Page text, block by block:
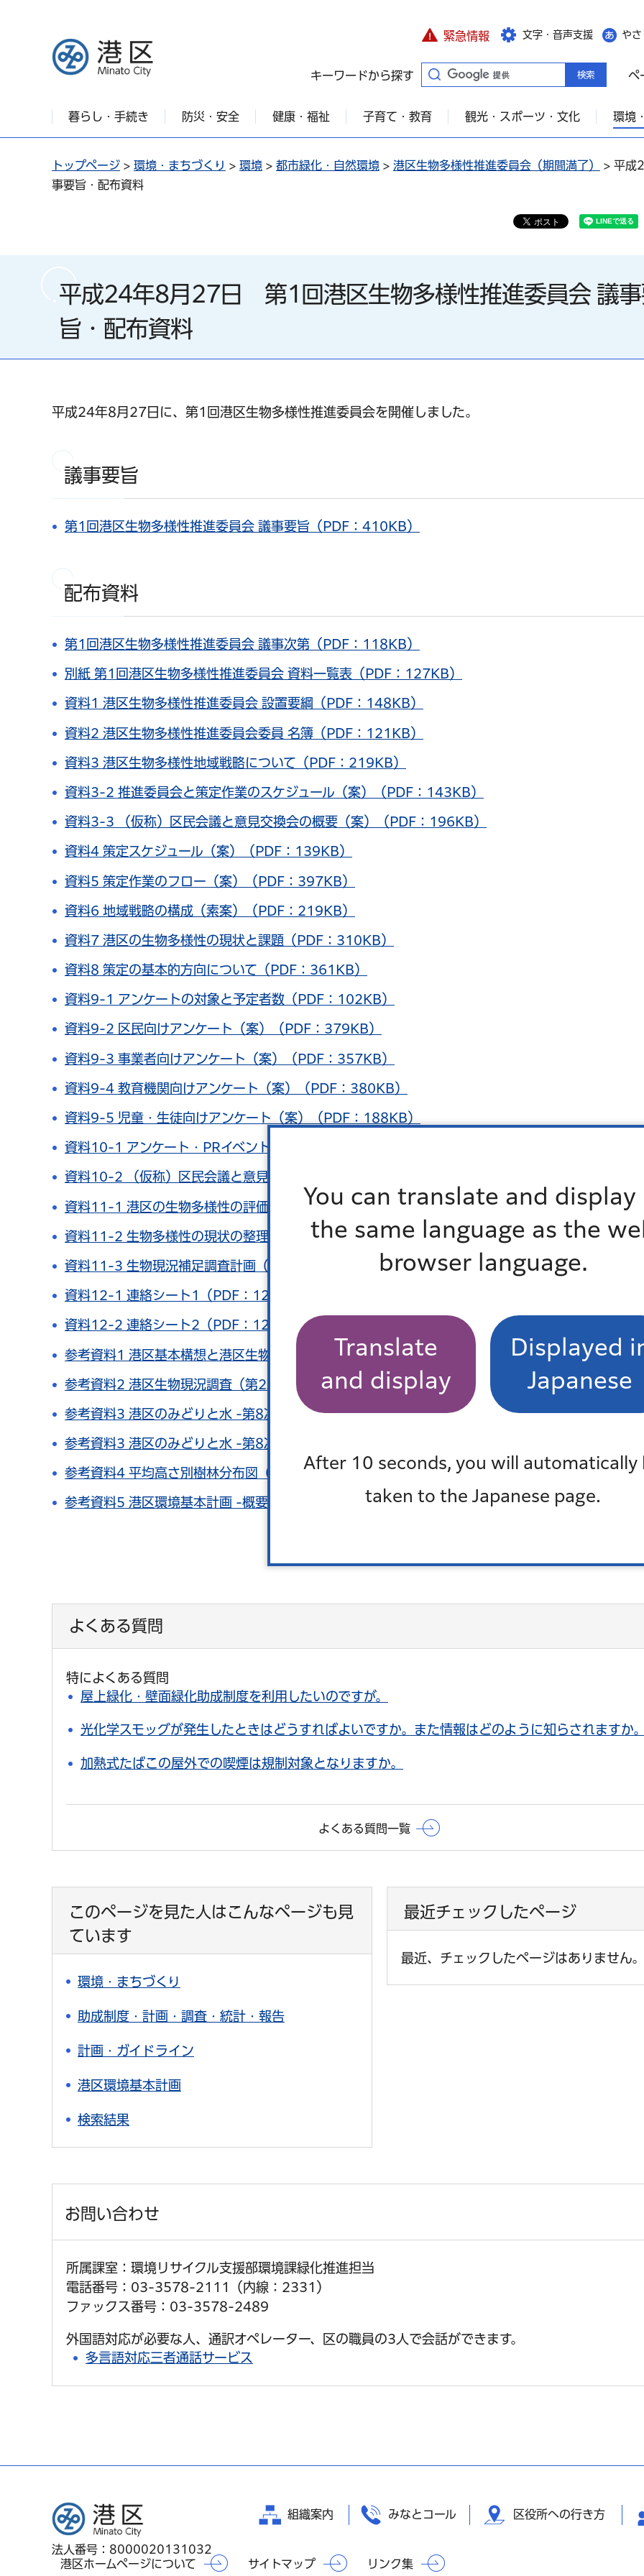
You can translate and display
the same language as the
browser language.
Translate
and display
Displayed
Japanese
After 10 seconds, you will automatically
taken to the Japanese page.
港区
緊急情報 文字・音声支援 や
キーワードから探す ペ
暮らし・手続き 防災・安全 健康・福祉 子育て・教育 観光・スポーツ・文化 環境
トップページ > 環境・まちづくり > 環境 > 都市緑化・自然環境 > 港区生物多様性推進委員会（期間満了）
> 平成
事要旨・配布資料
平成24年8月27日 第1回港区生物多様性推進委員会 議
旨・配布資料
平成24年8月27日に、第1回港区生物多様性推進委員会を開催しました。
議事要旨
第1回港区生物多様性推進委員会 議事要旨（PDF：410KB）
配布資料
第1回港区生物多様性推進委員会 議事次第（PDF：118KB）
別紙 第1回港区生物多様性推進委員会 資料一覧表（PDF：127KB）
資料1 港区生物多様性推進委員会 設置要綱（PDF：148KB）
資料2 港区生物多様性推進委員会委員 名簿（PDF：121KB）
資料3 港区生物多様性地域戦略について（PDF：219KB）
資料3-2 推進委員会と策定作業のスケジュール（案）（PDF：143KB）
資料3-3 （仮称）区民会議と意見交換会の概要（案）（PDF：196KB）
資料4 策定スケジュール（案）（PDF：139KB）
資料5 策定作業のフロー（案）（PDF：397KB）
資料6 地域戦略の構成（素案）（PDF：219KB）
資料7 港区の生物多様性の現状と課題（PDF：310KB）
資料8 策定の基本的方向について（PDF：361KB）
資料9-1 アンケートの対象と予定者数（PDF：102KB）
資料9-2 区民向けアンケート（案）（PDF：379KB）
資料9-3 事業者向けアンケート（案）（PDF：357KB）
資料9-4 教育機関向けアンケート（案）（PDF：380KB）
資料9-5 児童・生徒向けアンケート（案）（PDF：188KB）
資料10-1 アンケート・PRイベント・意見交換会のスケジュール（案）（PDF：118KB）
資料10-2 （仮称）区民会議と意見交換会の流れ（案）（PDF：194KB）
資料11-1 港区の生物多様性の評価及び戦略への反映の作業フロー（案）（PDF：198KB）
資料11-2 生物多様性の現状の整理・評価について（PDF：421KB）
資料11-3 生物現況補足調査計画（案）（PDF：285KB）
資料12-1 連絡シート1（PDF：126KB）
資料12-2 連絡シート2（PDF：128KB）
参考資料1 港区基本構想と港区生物多様性地域戦略の位置づけ（PDF：1,836KB）
参考資料2 港区生物現況調査（第2次）報告書 概要版（PDF：6,401KB）
参考資料3 港区のみどりと水 -第8次みどりの実態調査から-（外側）（PDF：3,909KB）
参考資料3 港区のみどりと水 -第8次みどりの実態調査から-（内側）（PDF：5,544KB）
参考資料4 平均高さ別樹林分布図（500平方メートル以上）（PDF：385KB）
参考資料5 港区環境基本計画 -概要版-（PDF：4,522KB）
よくある質問
特によくある質問
屋上緑化・壁面緑化助成制度を利用したいのですが。
光化学スモッグが発生したときはどうすればよいですか。また情報はどのように知らされますか
加熱式たばこの屋外での喫煙は規制対象となりますか。
よくある質問一覧
このページを見た人はこんなページも見
ています
環境・まちづくり
助成制度・計画・調査・統計・報告
計画・ガイドライン
港区環境基本計画
検索結果
最近チェックしたページ
最近、チェックしたページはありません。
お問い合わせ
所属課室：環境リサイクル支援部環境課緑化推進担当
電話番号：03-3578-2111（内線：2331）
ファックス番号：03-3578-2489
外国語対応が必要な人、通訳オペレーター、区の職員の3人で会話ができます。
多言語対応三者通話サービス
港区
法人番号：8000020131032
組織案内 みなとコール 区役所への行き方
港区ホームページについて サイトマップ リンク集